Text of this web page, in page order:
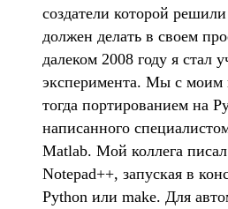
создатели которой
должен делать в своем
далеком 2008 году я стал
эксперимента. Мы с моим
тогда портированием на
написанного
Matlab. Мой коллега
Notepad++, запуская в
Python или make. Для